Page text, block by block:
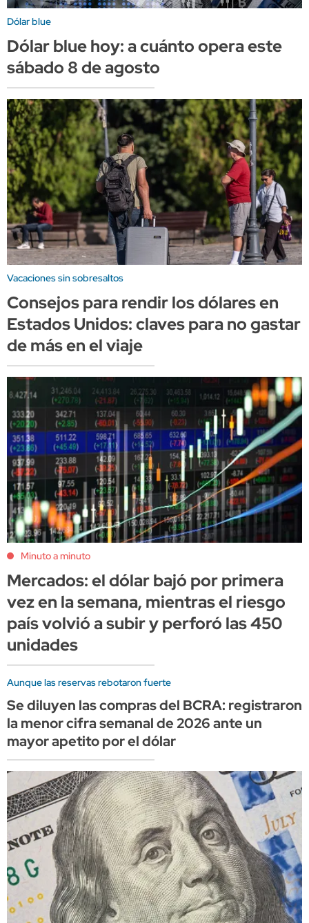
Dólar blue
Dólar blue hoy: a cuánto opera este
sábado 8 de agosto
Vacaciones sin sobresaltos
Consejos para rendir los dólares en
Estados Unidos: claves para no gastar
de más en el viaje
Minuto a minuto
Mercados: el dólar bajó por primera
vez en la semana, mientras el riesgo
país volvió a subir y perforó las 450
unidades
Aunque las reservas rebotaron fuerte
Se diluyen las compras del BCRA: registraron
la menor cifra semanal de 2026 ante un
mayor apetito por el dólar